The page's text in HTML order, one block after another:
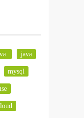
java
mysql